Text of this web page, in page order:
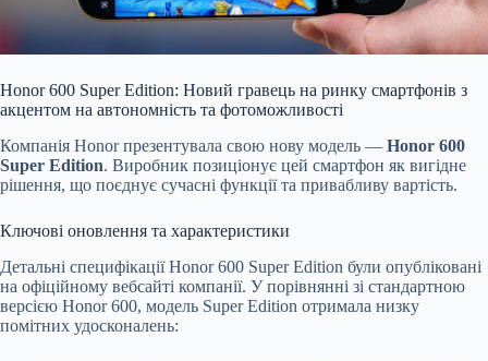
Honor 600 Super Edition: Новий гравець на ринку смартфонів з
акцентом на автономність та фотоможливості
Компанія Honor презентувала свою нову модель — Honor 600
Super Edition. Виробник позиціонує цей смартфон як вигідне
рішення, що поєднує сучасні функції та привабливу вартість.
Ключові оновлення та характеристики
Детальні специфікації Honor 600 Super Edition були опубліковані
на офіційному вебсайті компанії. У порівнянні зі стандартною
версією Honor 600, модель Super Edition отримала низку
помітних удосконалень: